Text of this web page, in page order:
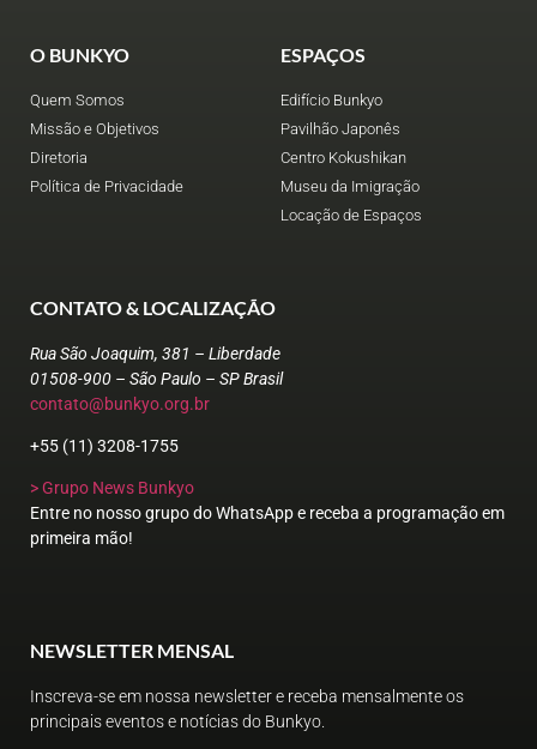
O BUNKYO
Quem Somos
Missão e Objetivos
Diretoria
Política de Privacidade
ESPAÇOS
Edifício Bunkyo
Pavilhão Japonês
Centro Kokushikan
Museu da Imigração
Locação de Espaços
CONTATO & LOCALIZAÇÃO
Rua São Joaquim, 381 – Liberdade
01508-900 – São Paulo – SP Brasil
contato@bunkyo.org.br
+55 (11) 3208-1755
> Grupo News Bunkyo
Entre no nosso grupo do WhatsApp e receba a programação em
primeira mão!
NEWSLETTER MENSAL
Inscreva-se em nossa newsletter e receba mensalmente os
principais eventos e notícias do Bunkyo.